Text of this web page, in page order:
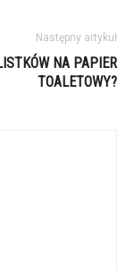
Następny artykuł
NA PAPIER
TOALETOWY?